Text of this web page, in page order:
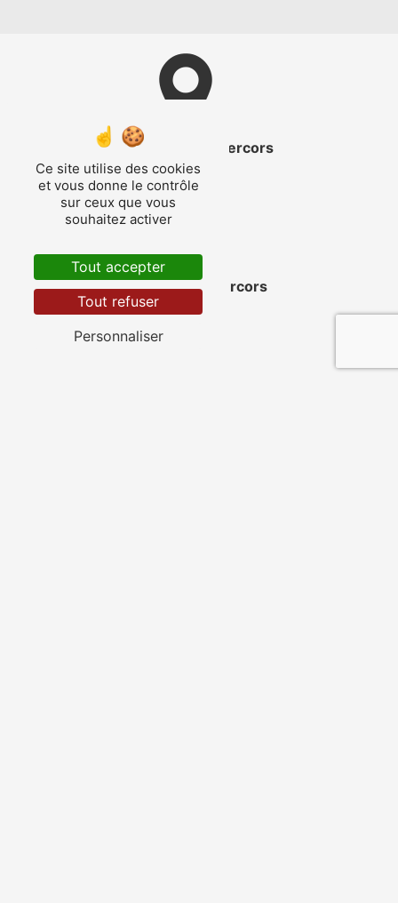
Saint-Martin-en-Vercors
Corrençon-en-Vercors
Ce site utilise des cookies
et vous donne le contrôle
sur ceux que vous
souhaitez activer
Tout accepter
Tout refuser
Personnaliser